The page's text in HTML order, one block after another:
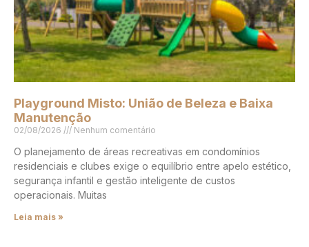
Playground Misto: União de Beleza e Baixa
Manutenção
02/08/2026 Nenhum comentário
O planejamento de áreas recreativas em condomínios
residenciais e clubes exige o equilíbrio entre apelo estético,
segurança infantil e gestão inteligente de custos
operacionais. Muitas
Leia mais »